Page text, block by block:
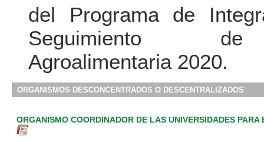
del Programa de
Seguimiento de
Agroalimentaria 2020.
ORGANISMOS DESCONCENTRADOS O DESCENTRALIZADOS
ORGANISMO COORDINADOR DE LAS UNIVERSIDADES